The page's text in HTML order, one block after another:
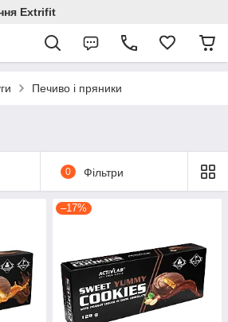
Extrifit
Печиво і пряники
0 Фільтри
–17%